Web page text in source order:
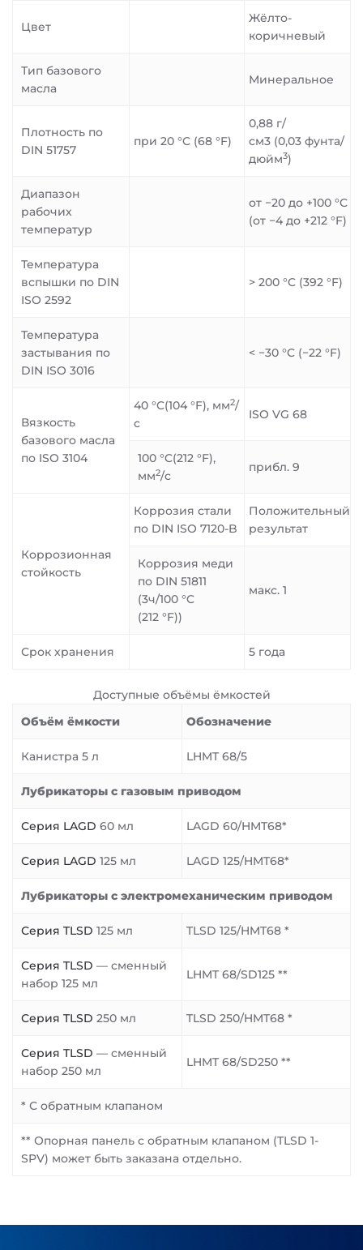
Цвет
Жёлто-
коричневый
Тип базового
масла
Минеральное
Плотность по
DIN 51757
при 20 °C (68 °F)
0,88 г/
см3 (0,03 фунта/
дюйм3)
Диапазон
рабочих
температур
от −20 до +100 °C
(от −4 до +212 °F)
Температура
вспышки по DIN
ISO 2592
> 200 °C (392 °F)
Температура
застывания по
DIN ISO 3016
< −30 °C (−22 °F)
Вязкость
базового масла
по ISO 3104
40 °C(104 °F), мм2/
с
ISO VG 68
100 °C(212 °F),
мм2/с
прибл. 9
Коррозионная
стойкость
Коррозия стали
по DIN ISO 7120-B
Положительный
результат
Коррозия меди
по DIN 51811
(3ч/100 °C
(212 °F))
макс. 1
Срок хранения 5 года
Доступные объёмы ёмкостей
Объём ёмкости
Обозначение
Канистра 5 л LHMT 68/5
Лубрикаторы с газовым приводом
Серия LAGD 60 мл LAGD 60/HMT68*
Серия LAGD 125 мл LAGD 125/HMT68*
Лубрикаторы с электромеханическим приводом
Серия TLSD 125 мл TLSD 125/HMT68 *
Серия TLSD — сменный
набор 125 мл
LHMT 68/SD125 **
Серия TLSD 250 мл TLSD 250/HMT68 *
Серия TLSD — сменный
набор 250 мл
LHMT 68/SD250 **
* С обратным клапаном
** Опорная панель с обратным клапаном (TLSD 1-
SPV) может быть заказана отдельно.